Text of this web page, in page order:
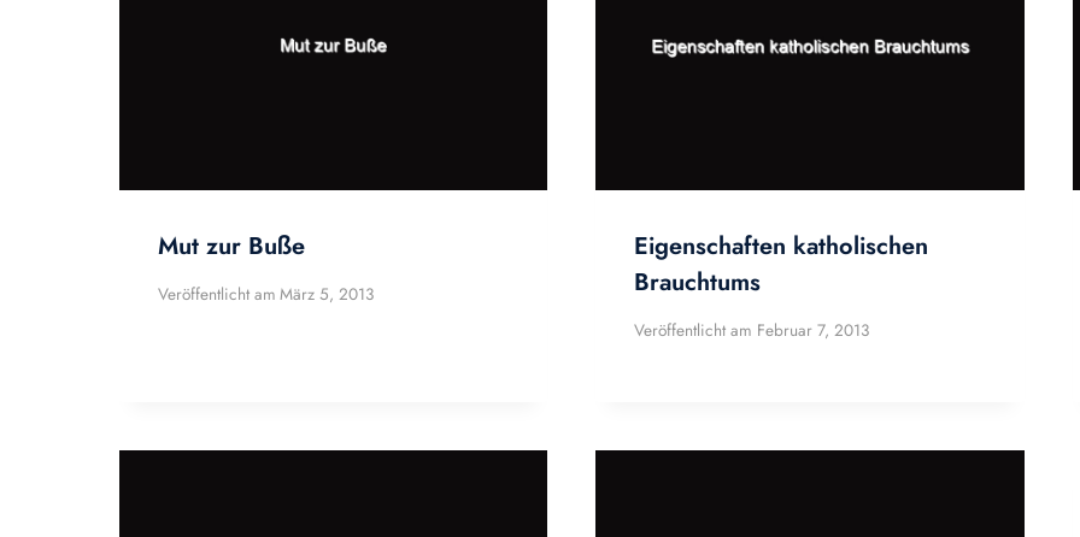
Mut zur Buße
Veröffentlicht am März 5, 2013
Eigenschaften katholischen
Brauchtums
Veröffentlicht am Februar 7, 2013